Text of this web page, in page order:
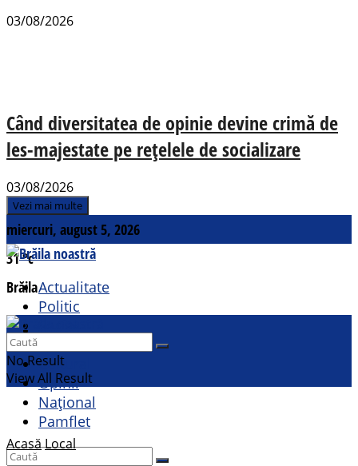
03/08/2026
Când diversitatea de opinie devine crimă de
les-majestate pe rețelele de socializare
03/08/2026
Vezi mai multe
miercuri, august 5, 2026
31°c
Brăila
Contact
Actualitate
Politic
Cultural
Opinii
Național
Pamflet
No Result
View All Result
AcasăLocal